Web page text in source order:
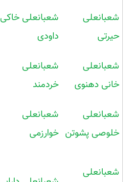
شعبانعلی
حیرتی
شعبانعلی خاکی
داودی
شعبانعلی
خانی دهنوی
شعبانعلی
خردمند
شعبانعلی
خلوصی پشوتن
شعبانعلی
خوارزمی
شعبانعلی